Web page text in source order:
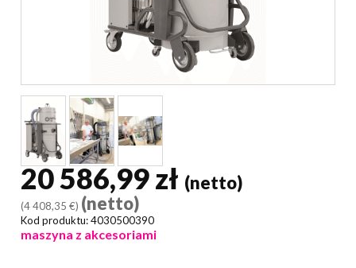
20 586,99 zł (netto)
(4 408,35 €) (netto)
Kod produktu:4030500390
maszyna z akcesoriami